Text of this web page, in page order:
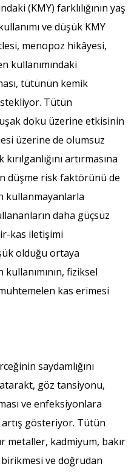
(KMY) farklılığının yaş
ve düşük KMY
menopoz hikâyesi,
kullanımındaki
tütünün kemik
Tütün
doku üzerine etkisinin
üzerine de olumsuz
artırmasına
düşme risk faktörünü de
kullanmayanlarla
daha güçsüz
kas iletişimi
olduğu ortaya
fiziksel
kas erimesi
saydamlığını
göz tansiyonu,
ve enfeksiyonlara
artış gösteriyor. Tütün
metaller, kadmiyum, bakır
ve doğrudan